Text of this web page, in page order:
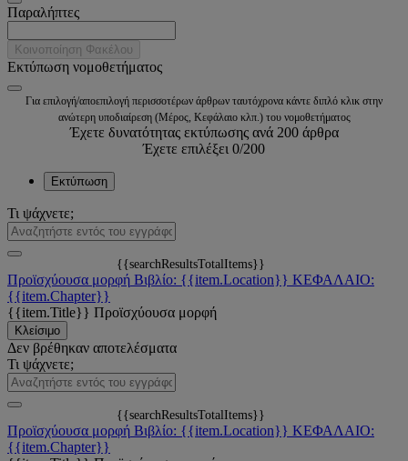
Παραλήπτες
Κοινοποίηση Φακέλου
Εκτύπωση νομοθετήματος
Για επιλογή/αποεπιλογή περισσοτέρων άρθρων ταυτόχρονα κάντε διπλό κλικ στην
ανώτερη υποδιαίρεση (Μέρος, Κεφάλαιο κλπ.) του νομοθετήματος
Έχετε δυνατότητας εκτύπωσης ανά 200 άρθρα
Έχετε επιλέξει 0/200
Εκτύπωση
Τι ψάχνετε;
{{searchResultsTotalItems}}
Προϊσχύουσα μορφή Βιβλίο: {{item.Location}} ΚΕΦΑΛΑΙΟ:
{{item.Chapter}}
{{item.Title}} Προϊσχύουσα μορφή
Κλείσιμο
Δεν βρέθηκαν αποτελέσματα
Τι ψάχνετε;
{{searchResultsTotalItems}}
Προϊσχύουσα μορφή Βιβλίο: {{item.Location}} ΚΕΦΑΛΑΙΟ:
{{item.Chapter}}